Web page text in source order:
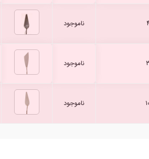
ناموجود
ناموجود
ناموجود